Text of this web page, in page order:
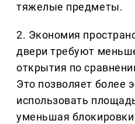
тяжелые предметы.
2. Экономия
двери требуют
открытия по
Это позволяет более
использовать
уменьшая блокировки